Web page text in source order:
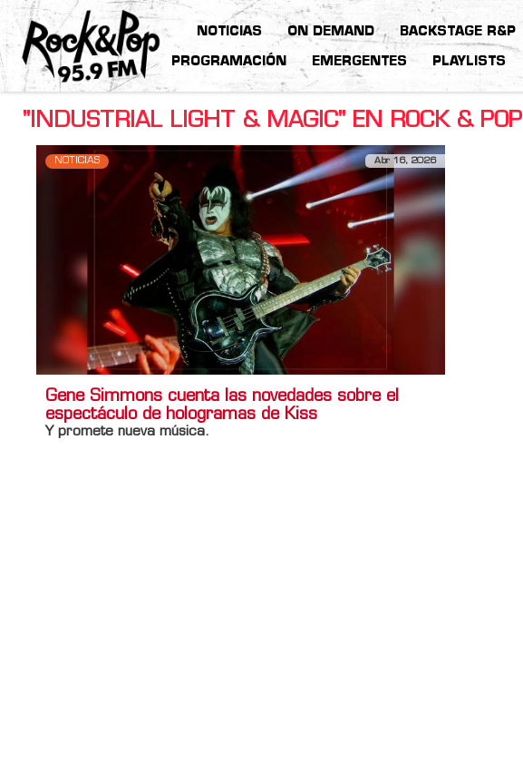
NOTICIAS ON DEMAND BACKSTAGE R&P
PROGRAMACIÓN EMERGENTES PLAYLISTS
"INDUSTRIAL LIGHT & MAGIC" EN ROCK & POP
NOTICIAS Abr 16, 2026
Gene Simmons cuenta las novedades sobre el
espectáculo de hologramas de Kiss
Y promete nueva música.